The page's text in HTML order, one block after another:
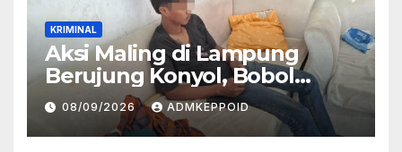
KRIMINAL
Aksi Maling di Lampung
Berujung Konyol, Bobol
Rumah Malah Tertidur Pulas
08/09/2026 ADMKEPPOID